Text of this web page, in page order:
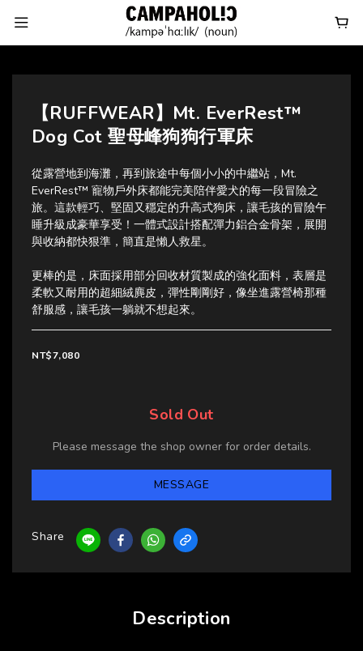
【RUFFWEAR】Mt. EverRest™
Dog Cot 聖母峰狗狗行軍床
從露營地到海灘，再到旅途中每個小小的中繼站，Mt.
EverRest™ 寵物戶外床都能完美陪伴愛犬的每一段冒險之
旅。這款輕巧、堅固又穩定的升高式狗床，讓毛孩的冒險午
睡升級成豪華享受！一體式設計搭配彈力鋁合金骨架，展開
與收納都快狠準，簡直是懶人救星。
更棒的是，床面採用部分回收材質製成的強化面料，表層是
柔軟又耐用的超細絨麂皮，彈性剛剛好，像坐進露營椅那種
舒服感，讓毛孩一躺就不想起來。
NT$7,080
Sold Out
Please message the shop owner for order details.
MESSAGE
Share
Description